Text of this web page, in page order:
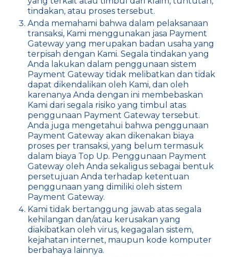
tindakan, atau proses tersebut.
Anda memahami bahwa dalam pelaksanaan
transaksi, Kami menggunakan jasa Payment
Gateway yang merupakan badan usaha yang
terpisah dengan Kami. Segala tindakan yang
Anda lakukan dalam penggunaan sistem
Payment Gateway tidak melibatkan dan tidak
dapat dikendalikan oleh Kami, dan oleh
karenanya Anda dengan ini membebaskan
Kami dari segala risiko yang timbul atas
penggunaan Payment Gateway tersebut.
Anda juga mengetahui bahwa penggunaan
Payment Gateway akan dikenakan biaya
proses per transaksi, yang belum termasuk
dalam biaya Top Up. Penggunaan Payment
Gateway oleh Anda sekaligus sebagai bentuk
persetujuan Anda terhadap ketentuan
penggunaan yang dimiliki oleh sistem
Payment Gateway.
Kami tidak bertanggung jawab atas segala
kehilangan dan/atau kerusakan yang
diakibatkan oleh virus, kegagalan sistem,
kejahatan internet, maupun kode komputer
berbahaya lainnya.